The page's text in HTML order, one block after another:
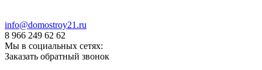
info@domostroy21.ru
8 966 249 62 62
Мы в социальных сетях:
Заказать обратный звонок